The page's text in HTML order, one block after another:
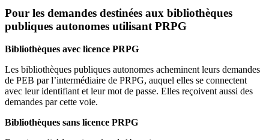
Pour les demandes destinées aux bibliothèques
publiques autonomes utilisant PRPG
Bibliothèques avec licence PRPG
Les bibliothèques publiques autonomes acheminent leurs demandes
de PEB par l’intermédiaire de PRPG, auquel elles se connectent
avec leur identifiant et leur mot de passe. Elles reçoivent aussi des
demandes par cette voie.
Bibliothèques sans licence PRPG